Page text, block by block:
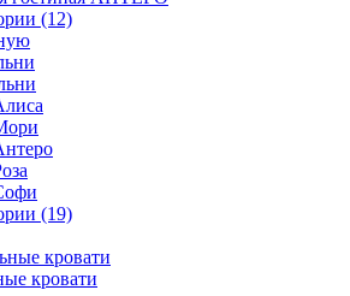
(12)
(19)
кровати
кровати